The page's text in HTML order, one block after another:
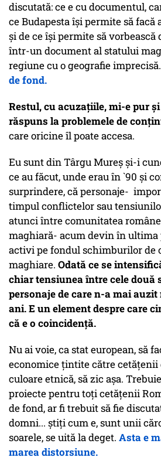
discutată: ce e cu documentul,
ce Budapesta își permite să facă
și de ce își permite să
într-un document al statului
regiune cu o geografie imprecisă.
de fond.
Restul, cu acuzațiile, mi-e pur
răspuns la problemele de
care oricine îl poate accesa.
Eu sunt din Târgu Mureș și-i
ce au făcut, unde erau în `90 și
surprindere, că personaje-
timpul conflictelor sau
atunci între comunitatea
maghiară- acum devin în ultima
activi pe fondul schimburilor de
maghiare. Odată ce se
chiar tensiunea între cele două
personaje de care n-a mai auzit
ani. E un element despre care
că e o coincidență.
Nu ai voie, ca stat european, să
economice țintite către cetățenii
culoare etnică, să zic așa.
proiecte pentru toți cetățenii
de fond, ar fi trebuit să fie
domni... știți cum e, sunt unii
soarele, se uită la deget. Asta e
marea distorsiune.